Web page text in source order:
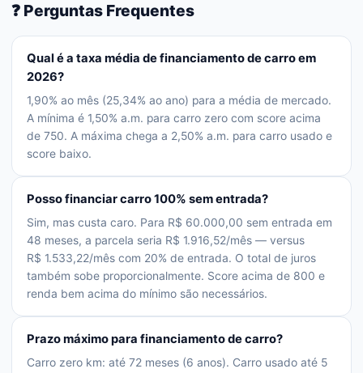
❓ Perguntas Frequentes
Qual é a taxa média de financiamento de carro em
2026?
1,90% ao mês (25,34% ao ano) para a média de mercado.
A mínima é 1,50% a.m. para carro zero com score acima
de 750. A máxima chega a 2,50% a.m. para carro usado e
score baixo.
Posso financiar carro 100% sem entrada?
Sim, mas custa caro. Para R$ 60.000,00 sem entrada em
48 meses, a parcela seria R$ 1.916,52/mês — versus
R$ 1.533,22/mês com 20% de entrada. O total de juros
também sobe proporcionalmente. Score acima de 800 e
renda bem acima do mínimo são necessários.
Prazo máximo para financiamento de carro?
Carro zero km: até 72 meses (6 anos). Carro usado até 5